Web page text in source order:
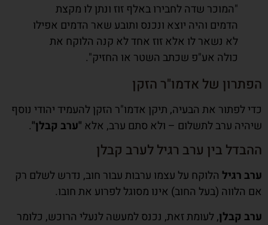
"המוכר שדה לחבירו באלף זוז ונתן לו מקצת
הדמים והיה יוצא ונכנס ותובע שאר הדמים אפילו
לא נשאר לו אלא זוז אחד לא קנה הלוקח את
כולה אע"פ שכתב השטר או החזיק".
הפתרון של אדמו"ר הזקן
כדי לפתור את הבעיה, תיקן אדמו"ר הזקן להעמיד יהודי נוסף
שיהיה ערב לתשלום – ולא סתם ערב, אלא "ערב קבלן".
ההבדל בין ערב רגיל לערב קבלן
ערב רגיל הלוקח על עצמו ערבות עבור חוב, נדרש לשלם רק
אם הלווה (בעל החוב) אינו מסוגל לפרוע את חובו.
ערב קבלן, לעומת זאת, נכנס למעשה לנעלי הרוכש, כלומר